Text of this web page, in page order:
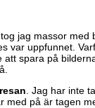
tog jag massor
var uppfunnet.
spara på
. Jag har inte
på är tagen